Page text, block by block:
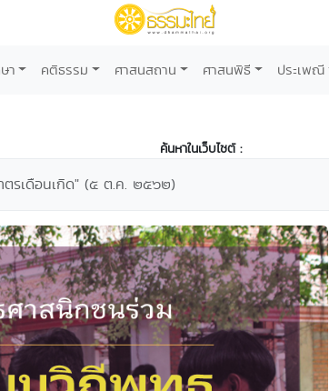
า คติธรรม ศาสนสถาน ศาสนพิธี ประเพณี
ค้นหาในเว็บไซต์ :
รเดือนเกิด" (๕ ต.ค. ๒๕๖๒)